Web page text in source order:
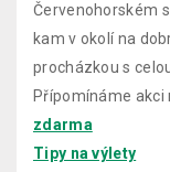
Červenohorském
kam v okolí na
procházkou s
Přípomínáme akci
zdarma
Tipy na výlety